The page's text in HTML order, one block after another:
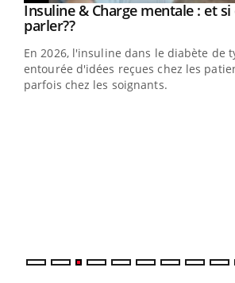
Youtube
Insuline & Charge mentale : et
parler??Youtube
En 2026, l'insuline dans le diabète de
entourée d'idées reçues chez les
parfois chez les soignants.